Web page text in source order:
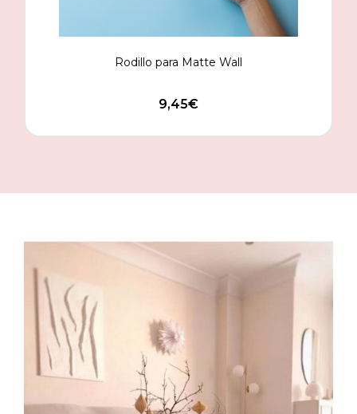
Rodillo para Matte Wall
9,45€